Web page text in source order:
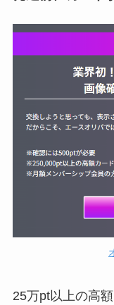
25万pt以上の高